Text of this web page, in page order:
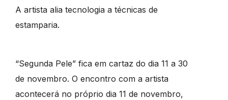
A artista alia tecnologia a técnicas de
estamparia.
“Segunda Pele” fica em cartaz do dia 11 a 30
de novembro. O encontro com a artista
acontecerá no próprio dia 11 de novembro,